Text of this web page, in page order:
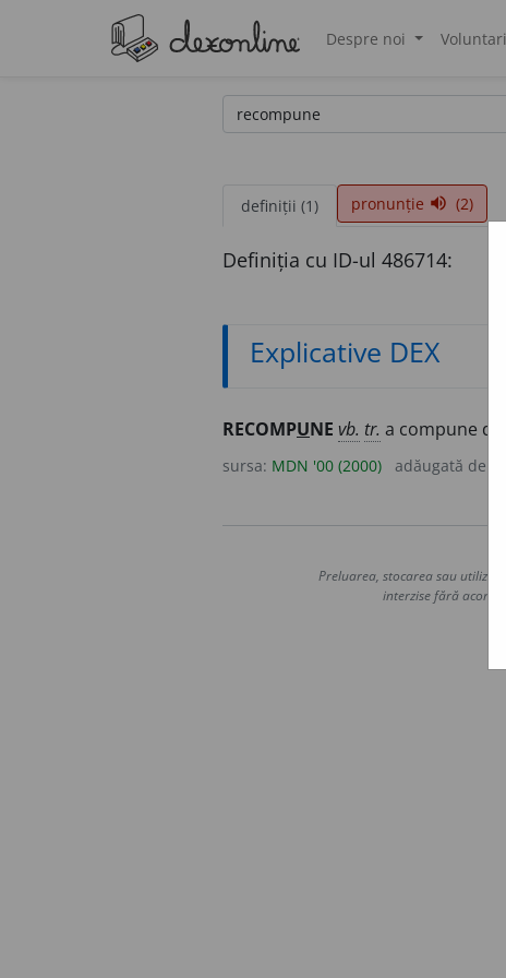
Despre noi Voluntari
definiții (1) pronunție volume_up (2)
Definiția cu ID-ul 486714:
Explicative DEX
RECOMPUNE vb. tr. a compune
sursa: MDN '00 (2000) adăugată de
Preluarea, stocarea sau
interzise fără